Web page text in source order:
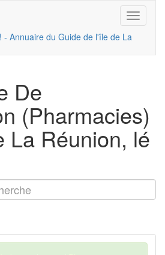
Toggle
De
(Pharmacies)
La Réunion, lé